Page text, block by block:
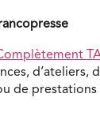
d’ateliers,
de